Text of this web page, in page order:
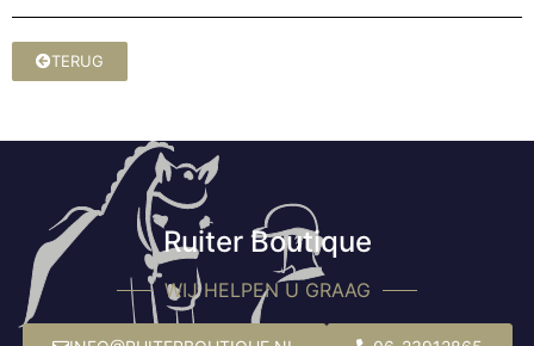
TERUG
Ruiter Boutique
WIJ HELPEN U GRAAG